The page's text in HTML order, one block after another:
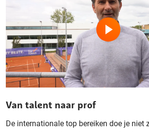
Van talent naar prof
De internationale top bereiken doe je niet